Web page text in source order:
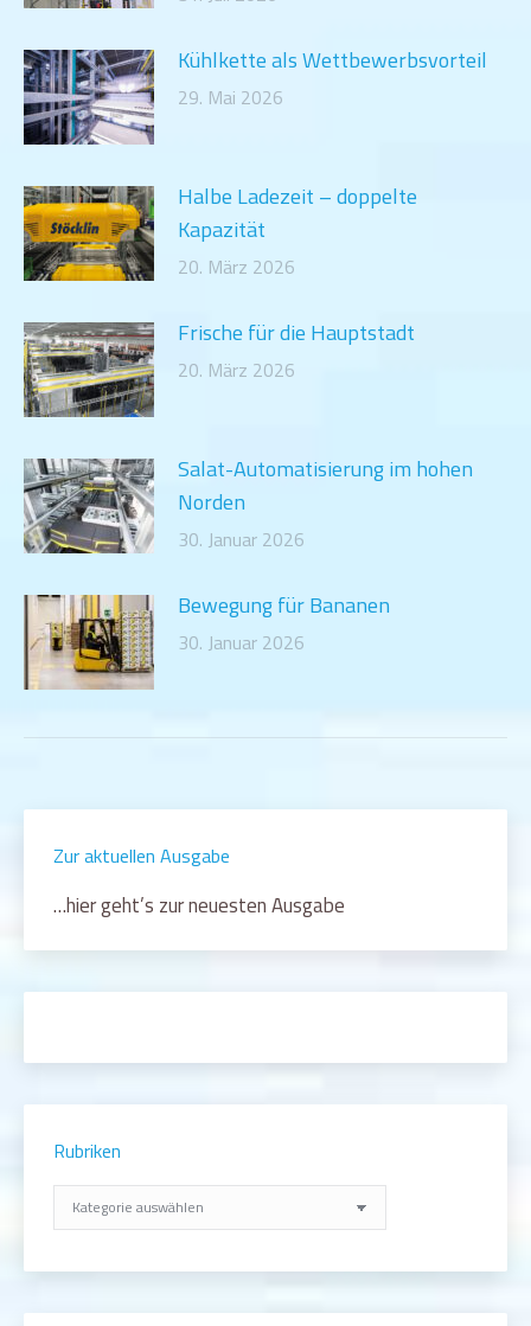
Kühlkette als Wettbewerbsvorteil
29. Mai 2026
Halbe Ladezeit – doppelte
Kapazität
20. März 2026
Frische für die Hauptstadt
20. März 2026
Salat-Automatisierung im hohen
Norden
30. Januar 2026
Bewegung für Bananen
30. Januar 2026
Zur aktuellen Ausgabe
…hier geht’s zur neuesten Ausgabe
Rubriken
Rubriken